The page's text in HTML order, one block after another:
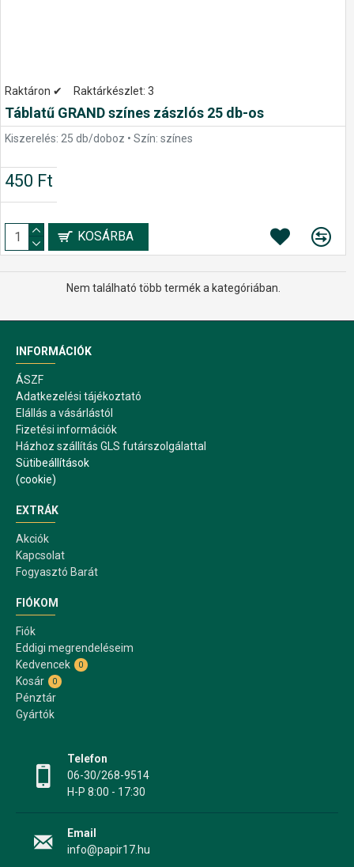
Raktáron ✔ Raktárkészlet: 3
Táblatű GRAND színes zászlós 25 db-os
Kiszerelés: 25 db/doboz • Szín: színes
450 Ft
KOSÁRBA
Nem található több termék a kategóriában.
INFORMÁCIÓK
ÁSZF
Adatkezelési tájékoztató
Elállás a vásárlástól
Fizetési információk
Házhoz szállítás GLS futárszolgálattal
Sütibeállítások
(cookie)
EXTRÁK
Akciók
Kapcsolat
Fogyasztó Barát
FIÓKOM
Fiók
Eddigi megrendeléseim
Kedvencek
0
Kosár 0
Pénztár
Gyártók
Telefon
06-30/268-9514
H-P 8:00 - 17:30
Email
info@papir17.hu